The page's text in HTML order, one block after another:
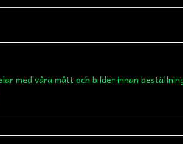
email
med våra mått och bilder innan